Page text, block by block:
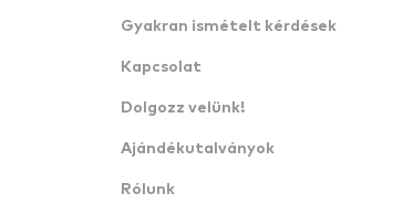
Gyakran ismételt kérdések
Kapcsolat
Dolgozz velünk!
Ajándékutalványok
Rólunk